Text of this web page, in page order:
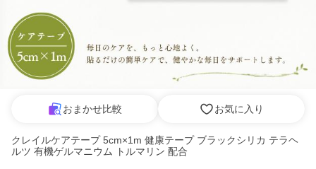
おまかせ比較 お気に入り
クレイルケアテープ 5cm×1m 健康テープ ブラックシリカ テラヘ
ルツ 有機ゲルマニウム トルマリン 配合